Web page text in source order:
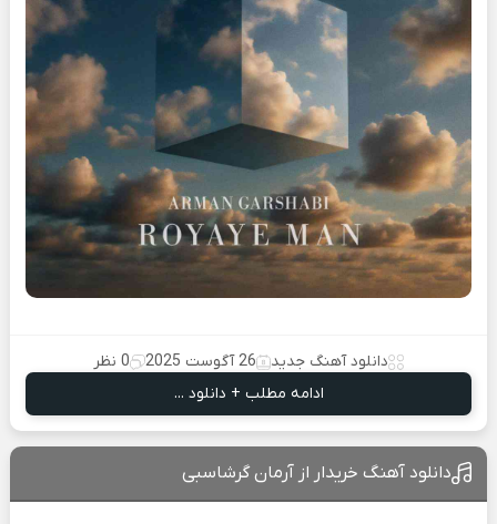
دانلود آهنگ جدید 26 آگوست 2025
0 نظر
ادامه مطلب + دانلود ...
دانلود آهنگ خریدار از آرمان گرشاسبی